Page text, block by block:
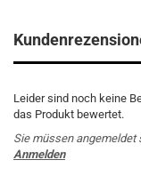
Leider sind noch keine
das Produkt bewertet.
Sie müssen angemeldet
Anmelden